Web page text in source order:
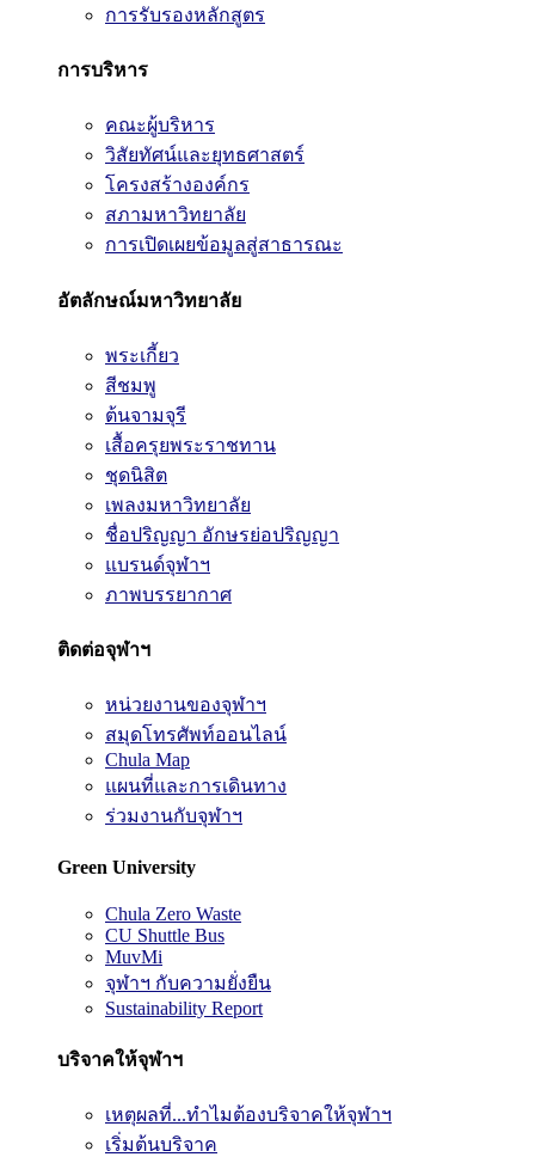
การรับรองหลักสูตร
การบริหาร
คณะผู้บริหาร
วิสัยทัศน์และยุทธศาสตร์
โครงสร้างองค์กร
สภามหาวิทยาลัย
การเปิดเผยข้อมูลสู่สาธารณะ
อัตลักษณ์มหาวิทยาลัย
พระเกี้ยว
สีชมพู
ต้นจามจุรี
เสื้อครุยพระราชทาน
ชุดนิสิต
เพลงมหาวิทยาลัย
ชื่อปริญญา อักษรย่อปริญญา
แบรนด์จุฬาฯ
ภาพบรรยากาศ
ติดต่อจุฬาฯ
หน่วยงานของจุฬาฯ
สมุดโทรศัพท์ออนไลน์
Chula Map
แผนที่และการเดินทาง
ร่วมงานกับจุฬาฯ
Green University
Chula Zero Waste
CU Shuttle Bus
MuvMi
จุฬาฯ กับความยั่งยืน
Sustainability Report
บริจาคให้จุฬาฯ
เหตุผลที่...ทำไมต้องบริจาคให้จุฬาฯ
เริ่มต้นบริจาค